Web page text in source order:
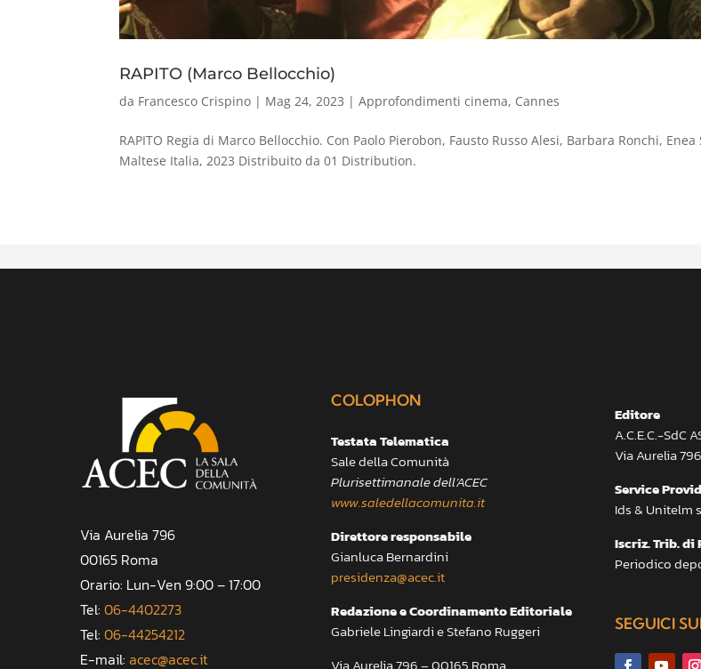
RAPITO (Marco Bellocchio)
da Francesco Crispino | Mag 24, 2023 |Approfondimenti cinema, Cannes
RAPITO Regia di Marco Bellocchio. Con Paolo Pierobon, Fausto Russo Alesi, Barbara Ronchi, Enea
Maltese Italia, 2023 Distribuito da 01 Distribution.
Via Aurelia 796
00165 Roma
Orario: Lun-Ven 9:00 – 17:00
Tel: 06-4402273
Tel: 06-44254212
E-mail: acec@acec.it
COLOPHON
Testata Telematica
Sale della Comunità
Plurisettimanale dell’ACEC
www.saledellacomunita.it
Direttore responsabile
Gianluca Bernardini
presidenza@acec.it
Redazione e Coordinamento Editoriale
Gabriele Lingiardi e Stefano Ruggeri
Via Aurelia 796 – 00165 Roma
Editore
A.C.E.C.-SdC
Via Aurelia
Service
Ids & Unitelm
Iscriz. Trib. di
Periodico
SEGUICI